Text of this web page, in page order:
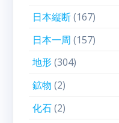
日本縦断(167)
日本一周 (157)
地形(304)
鉱物 (2)
化石(2)